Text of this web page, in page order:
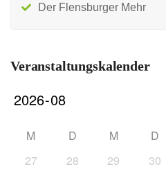
Der Flensburger Mehr
Veranstaltungskalender
M D M D
27
28 29 30